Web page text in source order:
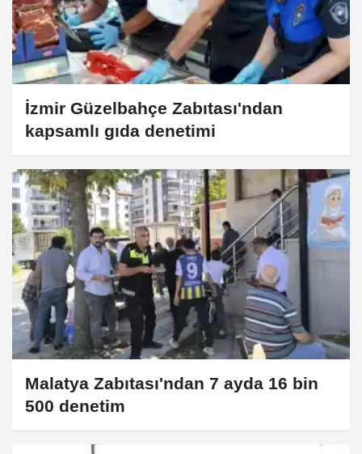
İzmir Güzelbahçe Zabıtası'ndan
kapsamlı gıda denetimi
Malatya Zabıtası'ndan 7 ayda 16 bin
500 denetim